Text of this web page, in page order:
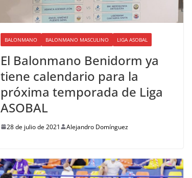
BALONMANO BALONMANO MASCULINO LIGA ASOBAL
El Balonmano Benidorm ya
tiene calendario para la
próxima temporada de Liga
ASOBAL
28 de julio de 2021 Alejandro Domínguez